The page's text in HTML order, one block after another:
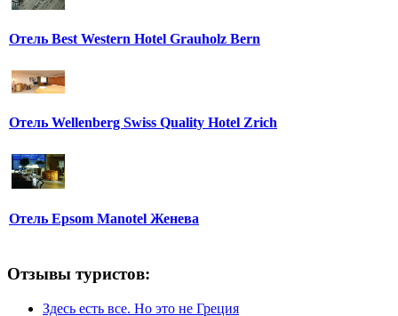
Отель Best Western Hotel Grauholz Bern
Отель Wellenberg Swiss Quality Hotel Zrich
Отель Epsom Manotel Женева
Отзывы туристов:
Здесь есть все. Но это не Греция